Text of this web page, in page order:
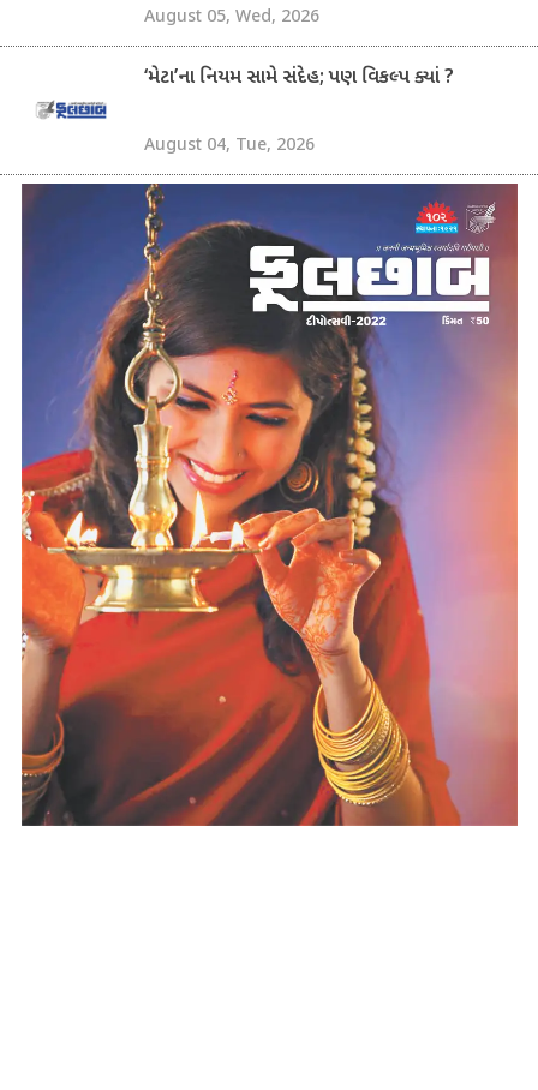
August 05, Wed, 2026
‘મેટા’ના નિયમ સામે સંદેહ; પણ વિકલ્પ ક્યાં ?
August 04, Tue, 2026